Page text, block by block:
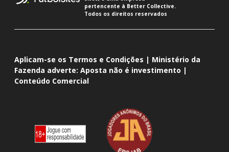
pertencente à Better Collective.
Todos os direitos reservados
Aplicam-se os Termos e Condições | Ministério da
Fazenda adverte: Aposta não é investimento |
Conteúdo Comercial